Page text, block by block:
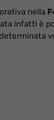
nella
infatti è